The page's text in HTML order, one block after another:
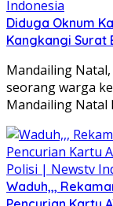
Diduga Oknum
Kangkangi Surat
Mandailing
seorang warga
Mandailing Natal
Waduh,,,